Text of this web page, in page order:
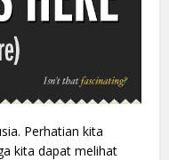
Perhatian kita
kita dapat melihat